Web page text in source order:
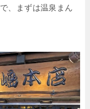
、まずは温泉まん